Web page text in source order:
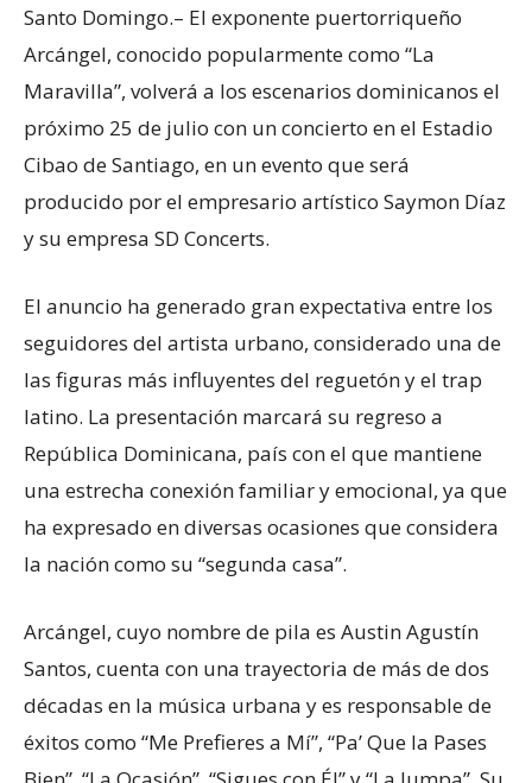
Santo Domingo.– El exponente puertorriqueño
Arcángel, conocido popularmente como “La
Maravilla”, volverá a los escenarios dominicanos el
próximo 25 de julio con un concierto en el Estadio
Cibao de Santiago, en un evento que será
producido por el empresario artístico Saymon Díaz
y su empresa SD Concerts.
El anuncio ha generado gran expectativa entre los
seguidores del artista urbano, considerado una de
las figuras más influyentes del reguetón y el trap
latino. La presentación marcará su regreso a
República Dominicana, país con el que mantiene
una estrecha conexión familiar y emocional, ya que
ha expresado en diversas ocasiones que considera
la nación como su “segunda casa”.
Arcángel, cuyo nombre de pila es Austin Agustín
Santos, cuenta con una trayectoria de más de dos
décadas en la música urbana y es responsable de
éxitos como “Me Prefieres a Mí”, “Pa’ Que la Pases